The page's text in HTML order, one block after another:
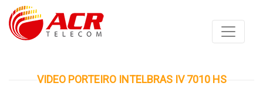
VIDEO PORTEIRO INTELBRAS IV 7010 HS